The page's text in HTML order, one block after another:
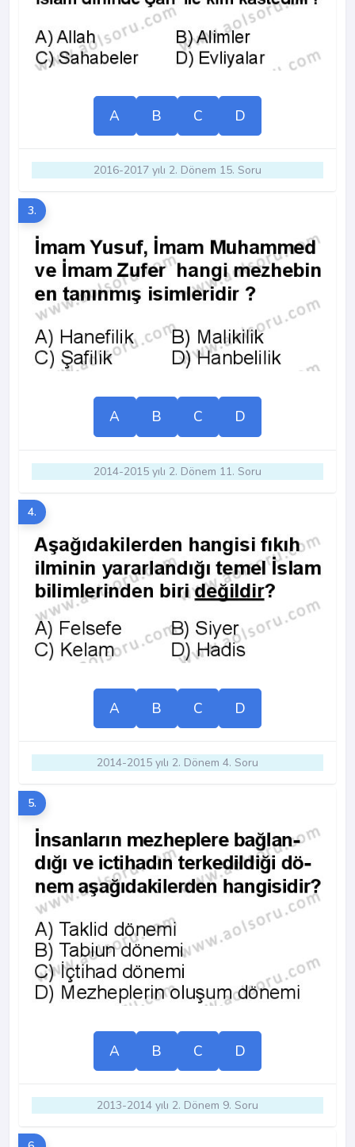
A B C D
2016-2017 yılı 2. Dönem 15. Soru
3.
A B C D
2014-2015 yılı 2. Dönem 11. Soru
4.
A B C D
2014-2015 yılı 2. Dönem 4. Soru
5.
A B C D
2013-2014 yılı 2. Dönem 9. Soru